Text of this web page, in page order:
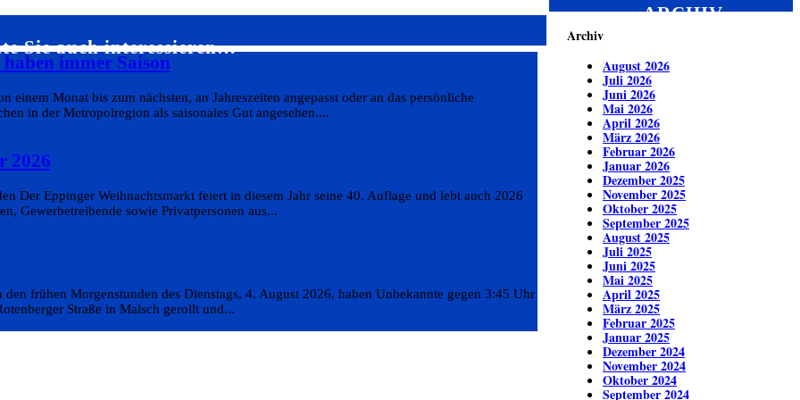
Sie auch interessieren…
immer Saison
Monat bis zum nächsten, an Jahreszeiten angepasst oder an das persönliche
in der Metropolregion als saisonales Gut angesehen....
2026
Der Eppinger Weihnachtsmarkt feiert in diesem Jahr seine 40. Auflage und lebt auch 2026
Gewerbetreibende sowie Privatpersonen aus...
frühen Morgenstunden des Dienstags, 4. August 2026, haben Unbekannte gegen 3:45 Uhr
Straße in Malsch gerollt und...
ARCHIV
Archiv
August 2026
Juli 2026
Juni 2026
Mai 2026
April 2026
März 2026
Februar 2026
Januar 2026
Dezember 2025
November 2025
Oktober 2025
September 2025
August 2025
Juli 2025
Juni 2025
Mai 2025
April 2025
März 2025
Februar 2025
Januar 2025
Dezember 2024
November 2024
Oktober 2024
September 2024